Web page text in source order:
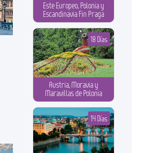
Este Europeo, Polonia y
Escandinavia Fin Praga
Austria, Moravia y
Maravillas de Polonia
18 Días
14 Días